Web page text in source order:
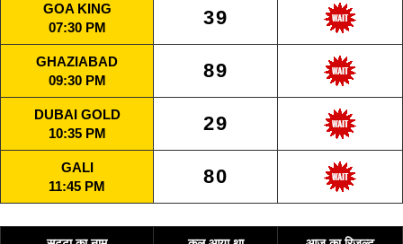
GOA KING
07:30 PM
39
GHAZIABAD
09:30 PM
89
DUBAI GOLD
10:35 PM
29
GALI
11:45 PM
80